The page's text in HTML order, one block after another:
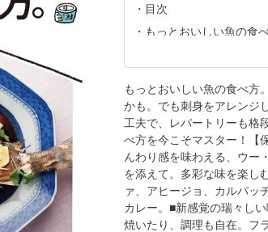
目次
もっとおいしい魚の食べ
極上のふんわり感を味
マスターしたい！ ア
旨味凝縮、ひと皿で大
新感覚の瑞々しい味わ
煮たり焼いたり、調理
魚介の旨味を皮に閉じ
きっと歓声が上がりま
もっとおいしい魚の食べ方
かも。でも刺身をアレンジ
工夫で、レパートリーも格
べ方を今こそマスター！【
んわり感を味わえる、ウー
を添えて。多彩な味を楽
ァ、アヒージョ、カルパッ
カレー。■新感覚の瑞々し
焼いたり、調理も自在。フ